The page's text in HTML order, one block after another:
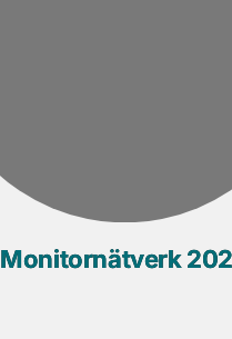
Monitornätverk